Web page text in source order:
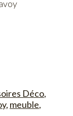
Déco,
, meuble,